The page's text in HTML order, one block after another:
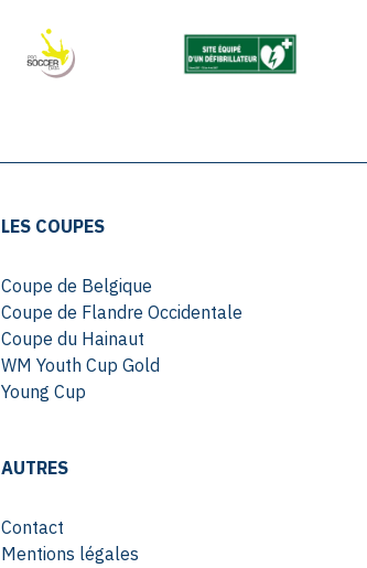
LES COUPES
Coupe de Belgique
Coupe de Flandre Occidentale
Coupe du Hainaut
WM Youth Cup Gold
Young Cup
AUTRES
Contact
Mentions légales